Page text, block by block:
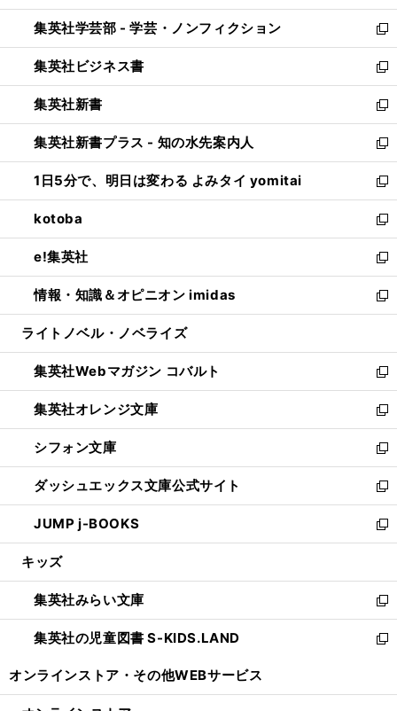
開
く
ウ
で
開
く
ン
ド
ウ
で
開
く
ウ
ィ
ン
ド
ウ
で
開
く
集英社学芸部 - 学芸・ノンフィクション
新
し
い
ウ
ィ
ン
ド
ウ
で
開
く
集英社ビジネス書
新
し
い
ウ
ィ
ン
ド
ウ
で
開
く
集英社新書
新
し
い
ウ
ィ
ン
ド
ウ
で
開
く
集英社新書プラス - 知の水先案内人
新
し
い
ウ
ィ
ン
ド
ウ
で
開
1日5分で、明日は変わる よみタイ yomitai
新
し
い
ウ
ィ
ン
ド
ウ
開
く
kotoba
新
し
い
ウ
ィ
ン
ウ
で
開
く
e!集英社
新
し
い
ウ
ン
ド
ウ
で
開
く
情報・知識＆オピニオン imidas
新
し
ウ
ィ
ン
ド
ウ
で
開
く
ライトノベル・ノベライズ
集英社Webマガジン コバルト
新
し
い
ウ
ィ
ン
ド
ウ
で
開
集英社オレンジ文庫
新
し
い
ウ
ィ
ン
ド
ウ
開
く
シフォン文庫
新
し
い
ウ
ィ
ン
ウ
で
開
く
ダッシュエックス文庫公式サイト
新
し
い
ウ
ン
ド
ウ
で
JUMP j-BOOKS
新
し
ウ
ィ
ン
ド
開
キッズ
集英社みらい文庫
新
し
い
ン
集英社の児童図書 S-KIDS.LAND
新
ウ
オンラインストア・ その他WEBサービス